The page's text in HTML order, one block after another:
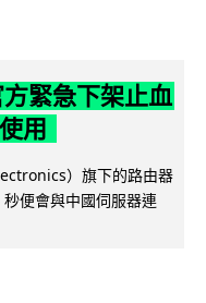
緊急下架止血
用
）旗下的路由器
便會與中國伺服器連